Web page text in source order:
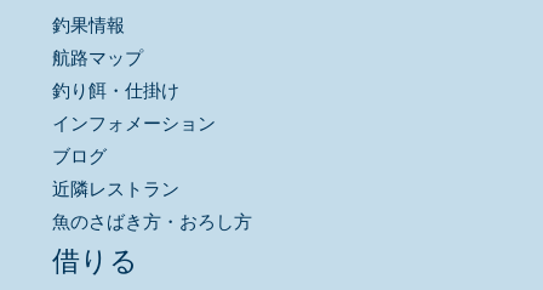
釣果情報
航路マップ
釣り餌・仕掛け
インフォメーション
ブログ
近隣レストラン
魚のさばき方・おろし方
借りる